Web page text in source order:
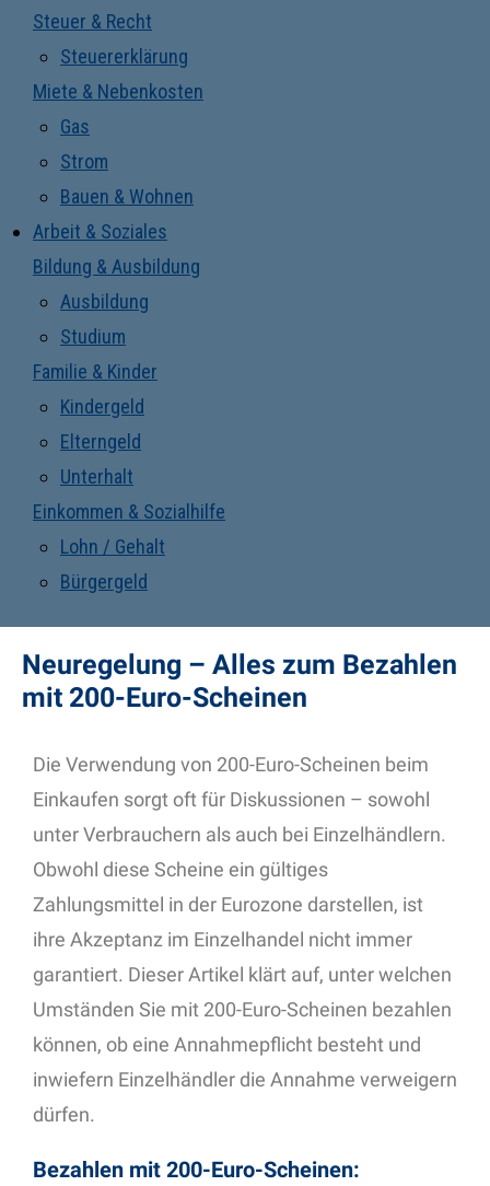
Steuer & Recht
Steuererklärung
Miete & Nebenkosten
Gas
Strom
Bauen & Wohnen
Arbeit & Soziales
Bildung & Ausbildung
Ausbildung
Studium
Familie & Kinder
Kindergeld
Elterngeld
Unterhalt
Einkommen & Sozialhilfe
Lohn / Gehalt
Bürgergeld
Neuregelung – Alles zum Bezahlen
mit 200-Euro-Scheinen
Die Verwendung von 200-Euro-Scheinen beim
Einkaufen sorgt oft für Diskussionen – sowohl
unter Verbrauchern als auch bei Einzelhändlern.
Obwohl diese Scheine ein gültiges
Zahlungsmittel in der Eurozone darstellen, ist
ihre Akzeptanz im Einzelhandel nicht immer
garantiert. Dieser Artikel klärt auf, unter welchen
Umständen Sie mit 200-Euro-Scheinen bezahlen
können, ob eine Annahmepflicht besteht und
inwiefern Einzelhändler die Annahme verweigern
dürfen.
Bezahlen mit 200-Euro-Scheinen: